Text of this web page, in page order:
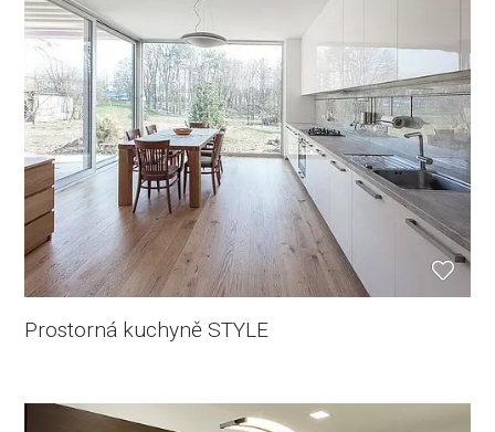
Prostorná kuchyně STYLE